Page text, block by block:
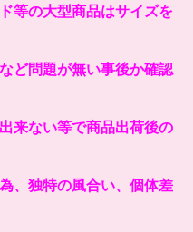
等の大型商品はサイズを
ど問題が無い事後か確認
来ない等で商品出荷後の
、独特の風合い、個体差